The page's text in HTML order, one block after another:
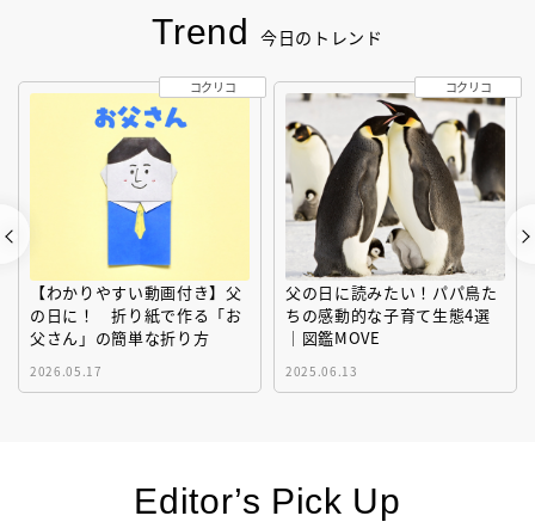
Trend 今日のトレンド
【わかりやすい動画付き】父
の日に！ 折り紙で作る「お
父さん」の簡単な折り方
2026.05.17
コクリコ
父の日に読みたい！パパ鳥た
ちの感動的な子育て生態4選
｜図鑑MOVE
2025.06.13
コクリコ
Editor’s Pick Up